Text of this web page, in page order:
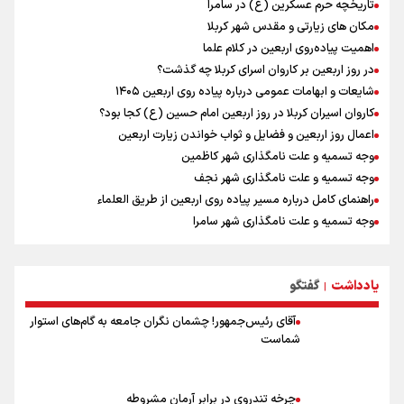
تاریخچه حرم عسکرین (ع) در سامرا
مکان های زیارتی و مقدس شهر کربلا
اهمیت پیاده‌روی اربعین در کلام علما
در روز اربعین بر کاروان اسرای کربلا چه گذشت؟
شایعات و ابهامات عمومی درباره پیاده روی اربعین ۱۴۰۵
کاروان اسیران کربلا در روز اربعین امام حسین (ع) کجا بود؟
اعمال روز اربعین و فضایل و ثواب خواندن زیارت اربعین
وجه تسمیه و علت نامگذاری شهر کاظمین
وجه تسمیه و علت نامگذاری شهر نجف
راهنمای کامل درباره مسیر پیاده روی اربعین از طریق العلماء
وجه تسمیه و علت نامگذاری شهر سامرا
توصیه هایی مهم برای پیچ خوردگی پا در پیاده روی اربعین
یادداشت | گفتگو
آقای رئیس‌جمهور! چشمان نگران جامعه به گام‌های استوار
شماست
چرخه تندروی در برابر آرمان مشروطه